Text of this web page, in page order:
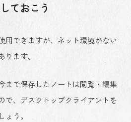
しておこう
用できますが、ネット環境がない
ます。
まで保存したノートは閲覧・編集
で、デスクトップクライアントを
う。